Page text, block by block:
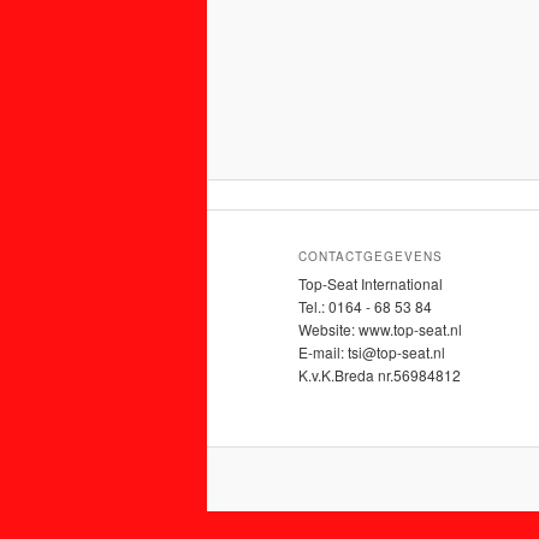
CONTACTGEGEVENS
Top-Seat International
Tel.: 0164 - 68 53 84
Website: www.top-seat.nl
E-mail: tsi@top-seat.nl
K.v.K.Breda nr.56984812